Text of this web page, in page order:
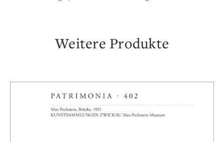
Weitere Produkte